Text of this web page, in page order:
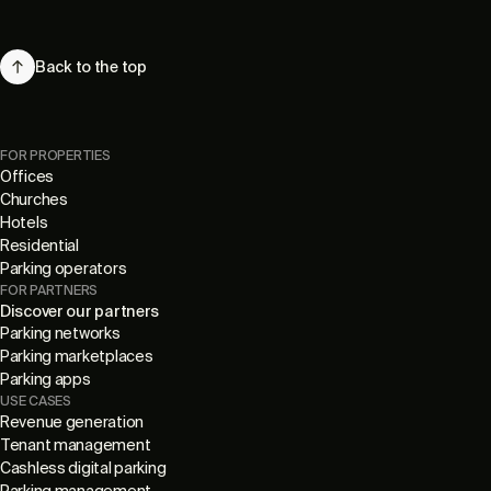
Back to the top
FOR PROPERTIES
Offices
Churches
Hotels
Residential
Parking operators
FOR PARTNERS
Discover our partners
Parking networks
Parking marketplaces
Parking apps
USE CASES
Revenue generation
Tenant management
Cashless digital parking